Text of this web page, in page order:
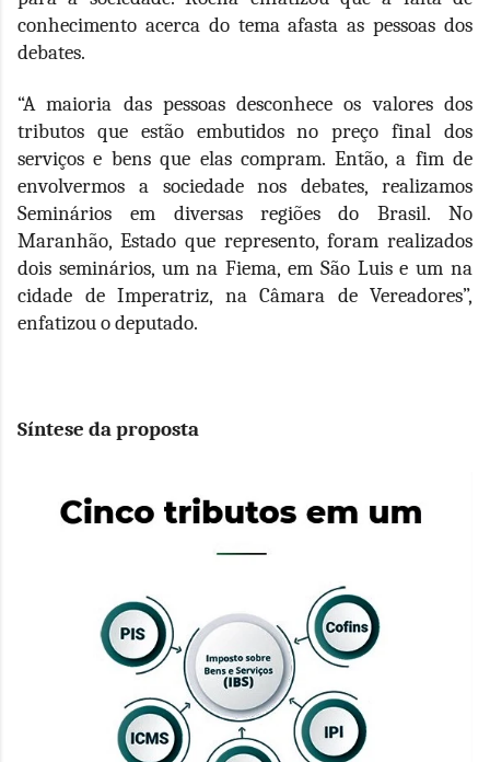
conhecimento acerca do tema afasta as pessoas dos
debates.
“A maioria das pessoas desconhece os valores dos
tributos que estão embutidos no preço final dos
serviços e bens que elas compram. Então, a fim de
envolvermos a sociedade nos debates, realizamos
Seminários em diversas regiões do Brasil. No
Maranhão, Estado que represento, foram realizados
dois seminários, um na Fiema, em São Luis e um na
cidade de Imperatriz, na Câmara de Vereadores”,
enfatizou o deputado.
Síntese da proposta